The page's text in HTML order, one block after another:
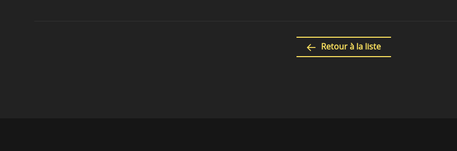
Retour à la liste